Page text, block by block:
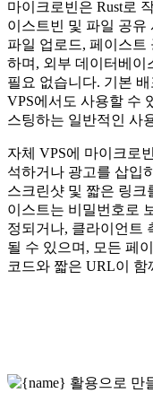
마이크로빈은 Rust로
이스트빈 및 파일 공유
파일 업로드, 페이스트
하며, 외부 데이터베이
필요 없습니다. 기본
VPS에서도 사용할 수
스팅하는 일반적인 사
자체 VPS에 마이크로
석하거나 광고를 삽입
스크린샷 및 짧은 링크
이스트는 비밀번호로
정되거나, 클라이언트
될 수 있으며, 모든 페
코드와 짧은 URL이 함